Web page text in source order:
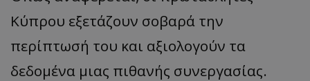
Κύπρου εξετάζουν σοβαρά την
περίπτωσή του και αξιολογούν τα
δεδομένα μιας πιθανής συνεργασίας.